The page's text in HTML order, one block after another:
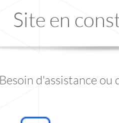
Site en
Besoin d'assistance